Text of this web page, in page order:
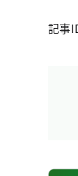
記事